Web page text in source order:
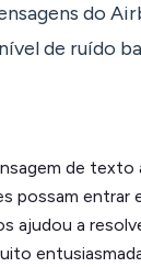
do
de ruído
de
possam
ajudou a